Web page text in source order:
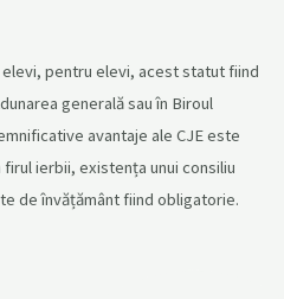
pentru elevi, acest statut fiind
generală sau în Biroul
avantaje ale CJE este
ierbii, existența unui consiliu
de învățământ fiind obligatorie.